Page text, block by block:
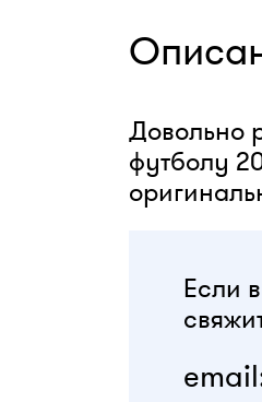
Довольно
футболу
Если